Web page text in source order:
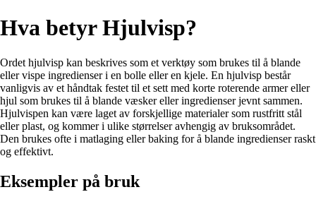
Hva betyr Hjulvisp?
Ordet hjulvisp kan beskrives som et verktøy som brukes til å blande
eller vispe ingredienser i en bolle eller en kjele. En hjulvisp består
vanligvis av et håndtak festet til et sett med korte roterende armer eller
hjul som brukes til å blande væsker eller ingredienser jevnt sammen.
Hjulvispen kan være laget av forskjellige materialer som rustfritt stål
eller plast, og kommer i ulike størrelser avhengig av bruksområdet.
Den brukes ofte i matlaging eller baking for å blande ingredienser raskt
og effektivt.
Eksempler på bruk